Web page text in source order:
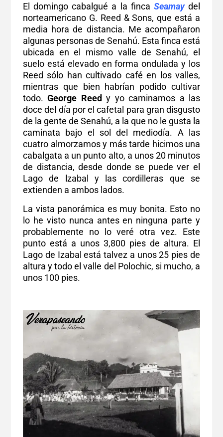
El domingo cabalgué a la finca Seamaydel
norteamericano G. Reed & Sons, que está a
media hora de distancia. Me acompañaron
algunas personas de Senahú. Esta finca está
ubicada en el mismo valle de Senahú, el
suelo está elevado en forma ondulada y los
Reed sólo han cultivado café en los valles,
mientras que bien habrían podido cultivar
todo.George Reedy yo caminamos a las
doce del día por el cafetal para gran disgusto
de la gente de Senahú, a la que no le gusta la
caminata bajo el sol del mediodía. A las
cuatro almorzamos y más tarde hicimos una
cabalgata a un punto alto, a unos 20 minutos
de distancia, desde donde se puede ver el
Lago de lzabal y las cordilleras que se
extienden a ambos lados.
La vista panorámica es muy bonita. Esto no
lo he visto nunca antes en ninguna parte y
probablemente no lo veré otra vez. Este
punto está a unos 3,800 pies de altura. El
Lago de Izabal está talvez a unos 25 pies de
altura y todo el valle del Polochic, si mucho, a
unos 100 pies.